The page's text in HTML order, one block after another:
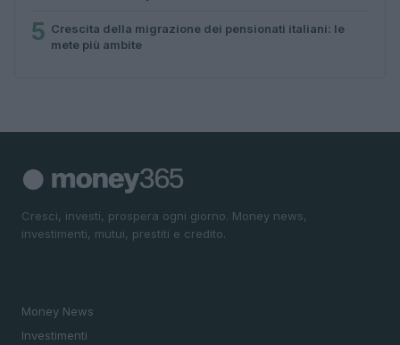
5 Crescita della migrazione dei pensionati italiani: le
mete più ambite
Cresci, investi, prospera ogni giorno. Money news,
investimenti, mutui, prestiti e credito.
Money News
Investimenti